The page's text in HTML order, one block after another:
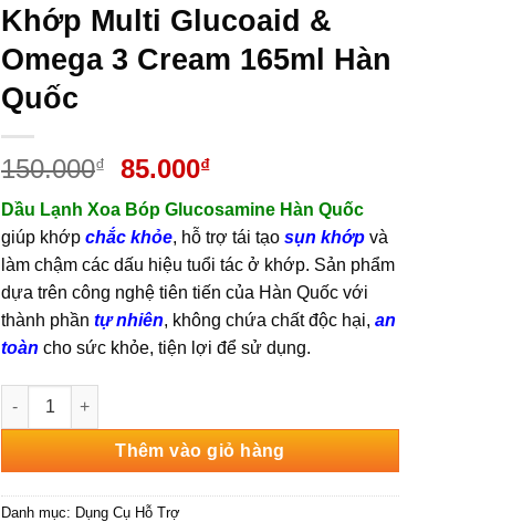
Khớp Multi Glucoaid &
Omega 3 Cream 165ml Hàn
Quốc
150.000₫
Giá
gốc
là:
150.000₫.
85.000₫Giá
tại
là:
85.000₫.
Dầu Lạnh Xoa Bóp Glucosamine Hàn Quốc
giúp khớp chắc khỏe, hỗ trợ tái tạo sụn khớp và
làm chậm các dấu hiệu tuổi tác ở khớp. Sản phẩm
dựa trên công nghệ tiên tiến của Hàn Quốc với
thành phần tự nhiên, không chứa chất độc hại, an
toàn cho sức khỏe, tiện lợi để sử dụng.
Dầu Lạnh Xoa Bóp Xương Khớp Multi Glucoaid & Omega 3 Cream
Thêm vào giỏ hàng
Danh mục: Dụng Cụ Hỗ Trợ